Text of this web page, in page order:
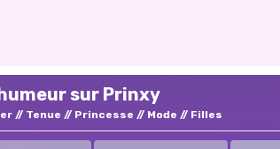
sur Prinxy
Tenue Princesse Mode Filles